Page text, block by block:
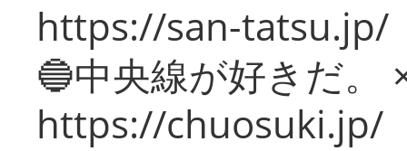
https://san-tatsu.jp/
🔵中央線が好きだ。
https://chuosuki.jp/